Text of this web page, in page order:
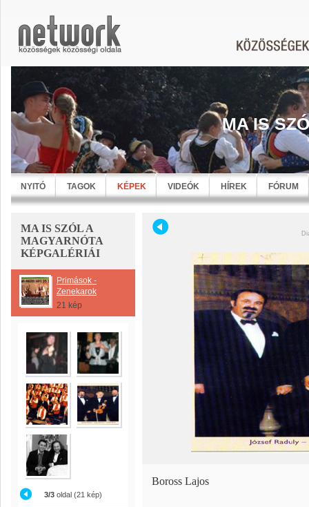
MA IS
NYITÓ TAGOK KÉPEK VIDEÓK HÍREK FÓRUM
MA IS SZÓL A
MAGYARNÓTA
KÉPGALÉRIÁI
Primások -
Zenekarok
21 kép
3/3 oldal (21 kép)
Boross Lajos